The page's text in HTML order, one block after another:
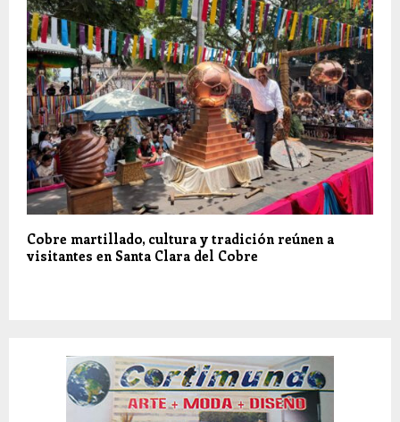
Cobre martillado, cultura y tradición reúnen a
visitantes en Santa Clara del Cobre